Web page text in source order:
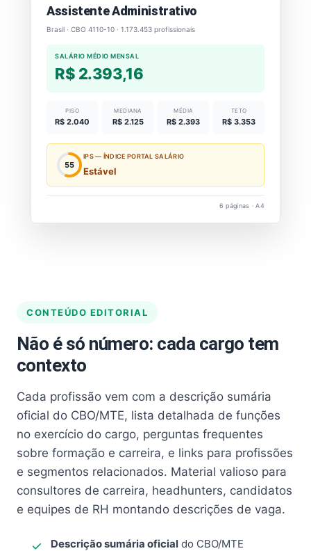
Assistente Administrativo
Brasil · CBO 4110-10 · 1.173.453 profissionais
SALÁRIO MÉDIO MENSAL
R$ 2.393,16
PISO
R$ 2.040
MEDIANA
R$ 2.125
MÉDIA
R$ 2.393
TETO
R$ 3.353
55
IPS — ÍNDICE PORTAL SALÁRIO
Estável
6 páginas · A4
CONTEÚDO EDITORIAL
Não é só número: cada cargo tem
contexto
Cada profissão vem com a descrição sumária
oficial do CBO/MTE, lista detalhada de funções
no exercício do cargo, perguntas frequentes
sobre formação e carreira, e links para profissões
e segmentos relacionados. Material valioso para
consultores de carreira, headhunters, candidatos
e equipes de RH montando descrições de vaga.
Descrição sumária oficial do CBO/MTE